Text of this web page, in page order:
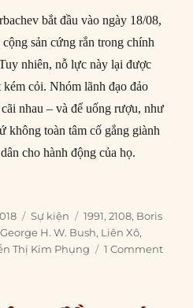
bắt đầu vào ngày 18/08,
sản cứng rắn trong chính
nhiên, nỗ lực này lại được
cỏi. Nhóm lãnh đạo đảo
nhau – và để uống rượu, như
không toàn tâm cố gắng giành
cho hành động của họ.
Đảo chính chống Gorbachev thất
Categories
Sự kiện Tags
1991,2108, Boris
George H. W. Bush, Liên Xô,
Thị Kim Phụng 1 Comment